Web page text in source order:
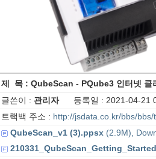
제 목 : QubeScan - PQube3 인터넷 클
글쓴이 : 관리자등록일 : 2021-04-21
트랙백 주소 : http://jsdata.co.kr/bbs/
QubeScan_v1 (3).ppsx(2.9M),